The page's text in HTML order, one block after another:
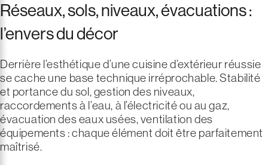
Réseaux, sols, niveaux, évacuations :
l’envers du décor
Derrière l’esthétique d’une cuisine d’extérieur réussie
se cache une base technique irréprochable. Stabilité
et portance du sol, gestion des niveaux,
raccordements à l’eau, à l’électricité ou au gaz,
évacuation des eaux usées, ventilation des
équipements : chaque élément doit être parfaitement
maîtrisé.